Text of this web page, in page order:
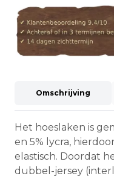
Omschrijving
Het hoeslaken is
en 5% lycra,
elastisch. Doordat
dubbel-jersey